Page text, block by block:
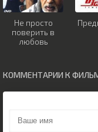
Не просто
поверить в
любовь
КОММЕНТАРИИ К